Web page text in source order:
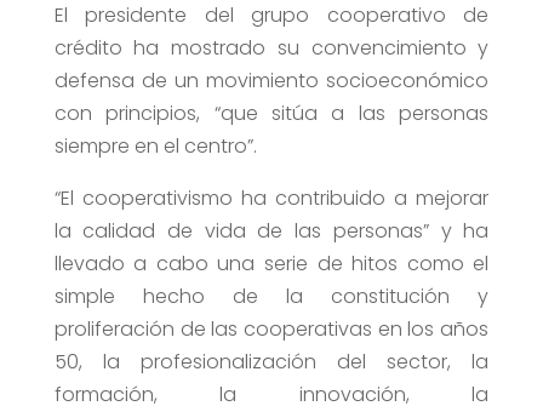
El presidente del grupo cooperativo de
crédito ha mostrado su convencimiento y
defensa de un movimiento socioeconómico
con principios, “que sitúa a las personas
siempre en el centro”.
“El cooperativismo ha contribuido a mejorar
la calidad de vida de las personas” y ha
llevado a cabo una serie de hitos como el
simple hecho de la constitución y
proliferación de las cooperativas en los años
50, la profesionalización del sector, la
formación, la innovación, la